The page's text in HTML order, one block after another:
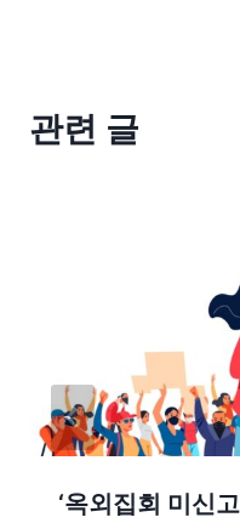
관련 글
‘옥외집회 미신